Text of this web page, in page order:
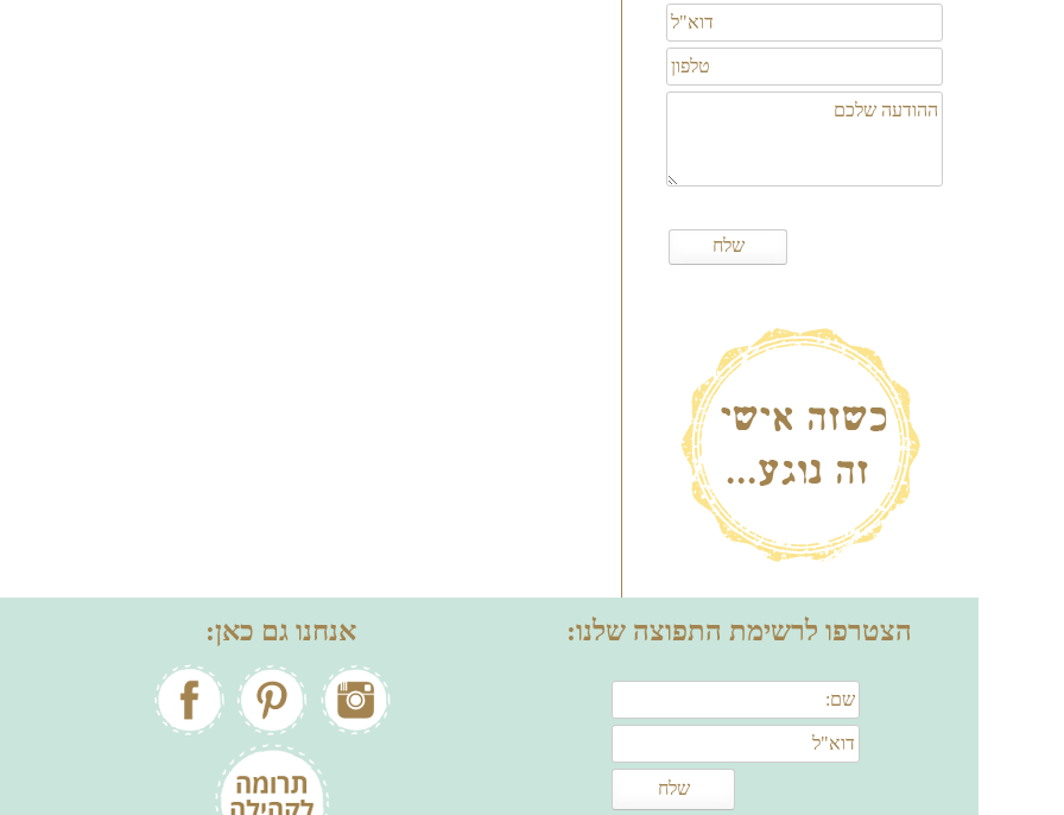
הצטרפו לרשימת התפוצה שלנו: אנחנו גם כאן: